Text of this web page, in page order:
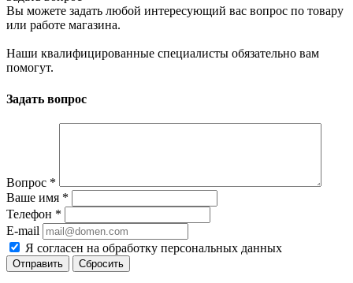
Вы можете задать любой интересующий вас вопрос по товару
или работе магазина.
Наши квалифицированные специалисты обязательно вам
помогут.
Задать вопрос
Вопрос *
Ваше имя *
Телефон *
E-mail
Я согласен на обработку персональных данных
Сбросить